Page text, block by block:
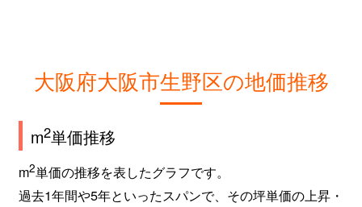
大阪府大阪市生野区の地価推移
m2単価推移
m2単価の推移を表したグラフです。
過去1年間や5年といったスパンで、その坪単価の上昇・